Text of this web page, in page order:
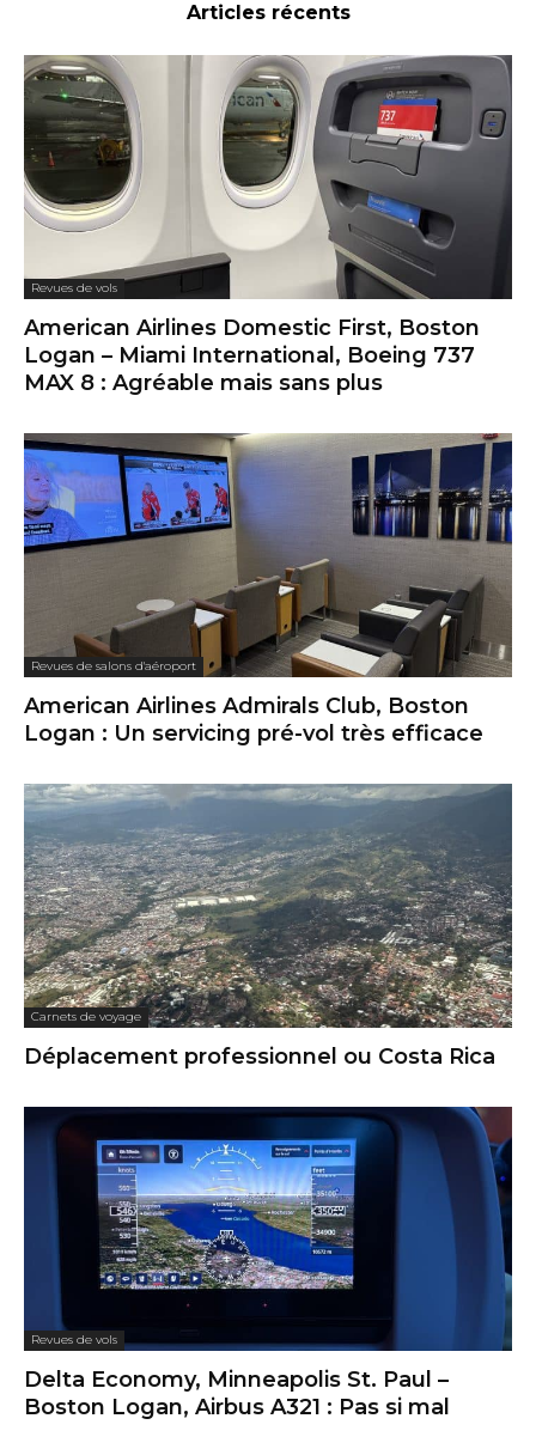
Articles récents
Revues de vols
American Airlines Domestic First, Boston
Logan – Miami International, Boeing 737
MAX 8 : Agréable mais sans plus
Revues de salons d'aéroport
American Airlines Admirals Club, Boston
Logan : Un servicing pré-vol très efficace
Carnets de voyage
Déplacement professionnel ou Costa Rica
Revues de vols
Delta Economy, Minneapolis St. Paul –
Boston Logan, Airbus A321 : Pas si mal